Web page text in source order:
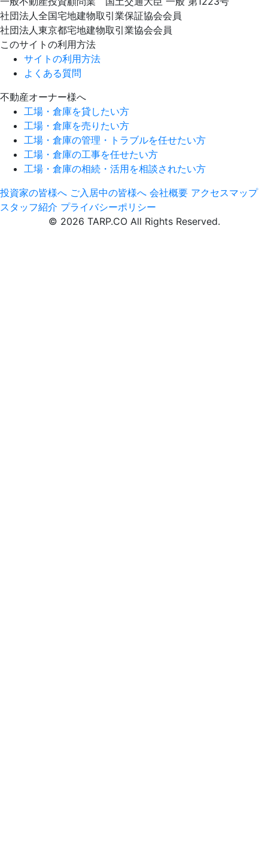
社団法人全国宅地建物取引業保証協会会員
社団法人東京都宅地建物取引業協会会員
このサイトの利用方法
サイトの利用方法
よくある質問
不動産オーナー様へ
工場・倉庫を貸したい方
工場・倉庫を売りたい方
工場・倉庫の管理・トラブルを任せたい方
工場・倉庫の工事を任せたい方
工場・倉庫の相続・活用を相談されたい方
投資家の皆様へ ご入居中の皆様へ 会社概要 アクセスマップ
スタッフ紹介 プライバシーポリシー
© 2026 TARP.CO All Rights Reserved.